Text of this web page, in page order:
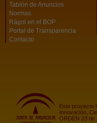
Tablón de Anuncios
Normas
Rágol en el BOP
Portal de Transparencia
Contacto
Este proyecto
Innovación,
ORDEN 23 de